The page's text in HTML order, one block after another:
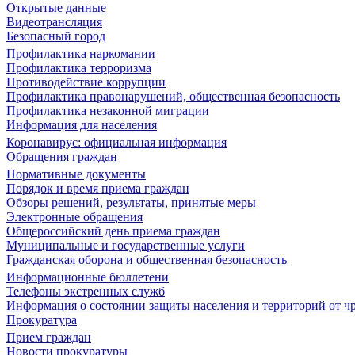
Открытые данные
Видеотрансляция
Безопасный город
Профилактика наркомании
Профилактика терроризма
Противодействие коррупции
Профилактика правонарушений, общественная безопасность
Профилактика незаконной миграции
Информация для населения
Коронавирус: официальная информация
Обращения граждан
Нормативные документы
Порядок и время приема граждан
Обзоры решений, результаты, принятые меры
Электронные обращения
Общероссийский день приема граждан
Муниципальные и государственные услуги
Гражданская оборона и общественная безопасность
Информационные бюллетени
Телефоны экстренных служб
Информация о состоянии защиты населения и территорий от
Прокуратура
Прием граждан
Новости прокуратуры